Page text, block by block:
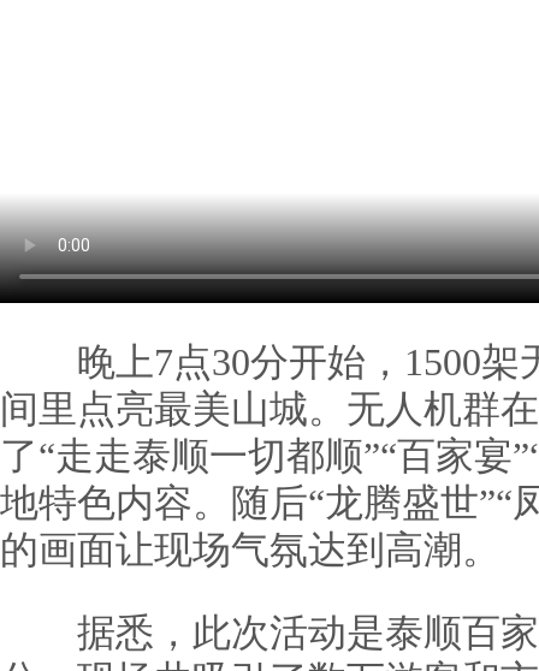
晚上7点30分开始，1500架
间里点亮最美山城。无人机群
了“走走泰顺一切都顺”“百家宴
地特色内容。随后“龙腾盛世”“
的画面让现场气氛达到高潮。
据悉，此次活动是泰顺百家